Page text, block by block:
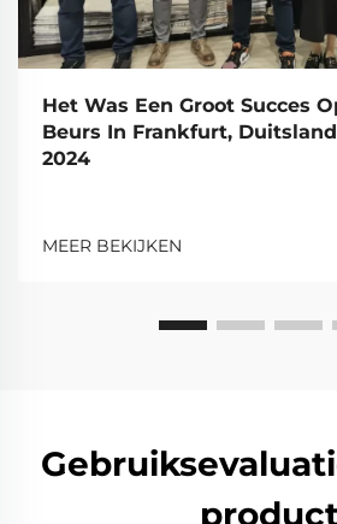
Het Was Een Groot Succes
Beurs In Frankfurt,
2024
MEER BEKIJKEN